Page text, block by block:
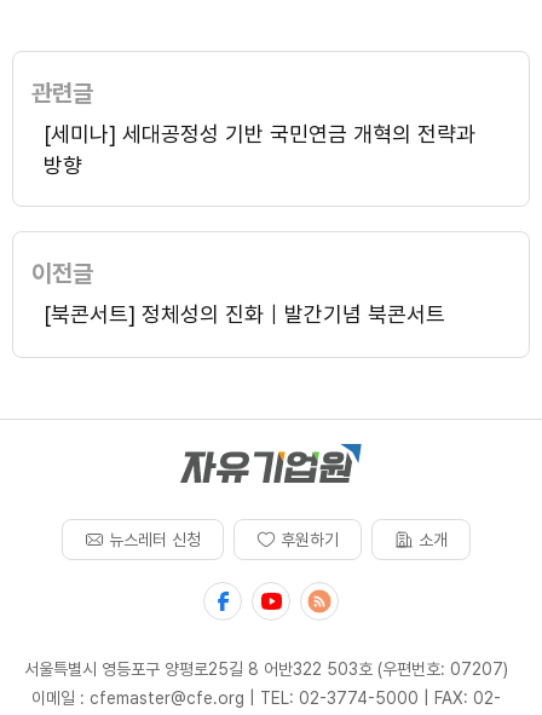
관련글
[세미나] 세대공정성 기반 국민연금 개혁의 전략과
방향
이전글
[북콘서트] 정체성의 진화｜발간기념 북콘서트
뉴스레터 신청 후원하기 소개
서울특별시 영등포구 양평로25길 8 어반322 503호 (우편번호: 07207)
이메일 : cfemaster@cfe.org
TEL: 02-3774-5000 FAX: 02-